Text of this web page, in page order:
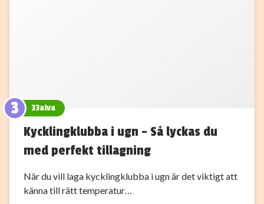
3 33alva
Kycklingklubba i ugn – Så lyckas du
med perfekt tillagning
När du vill laga kycklingklubba i ugn är det viktigt att
känna till rätt temperatur…